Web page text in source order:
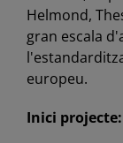
Helmond,
gran escala
europeu.
Inici